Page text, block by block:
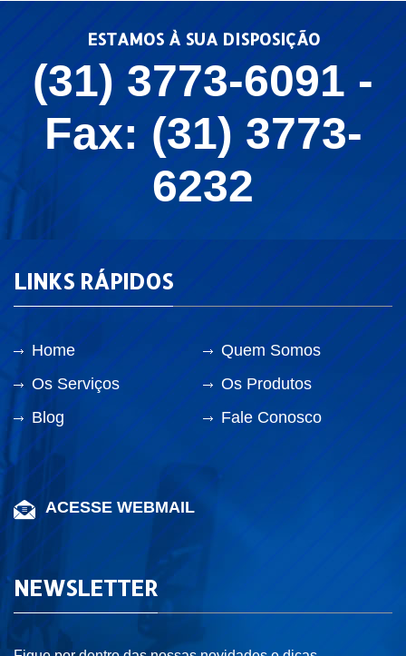
ESTAMOS À SUA DISPOSIÇÃO
(31) 3773-6091 -
Fax: (31) 3773-
6232
LINKS RÁPIDOS
Home
Quem Somos
Os Serviços
Os Produtos
Blog
Fale Conosco
ACESSE WEBMAIL
NEWSLETTER